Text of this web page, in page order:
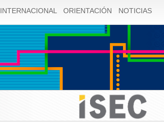
INTERNACIONAL ORIENTACIÓN NOTICIAS